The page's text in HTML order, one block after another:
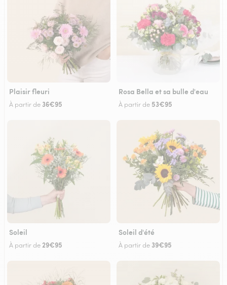
Plaisir fleuri
À partir de 36€95
Rosa Bella et sa bulle d'eau
À partir de 53€95
Soleil
À partir de29€95
Soleil d'été
À partir de 39€95